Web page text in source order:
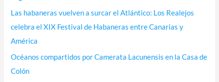
Las habaneras vuelven a surcar el Atlántico: Los Realejos
celebra el XIX Festival de Habaneras entre Canarias y
América
Océanos compartidos por Camerata Lacunensis en la Casa de
Colón